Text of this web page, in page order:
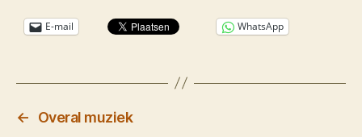
E-mail WhatsApp
←
Overal muziek